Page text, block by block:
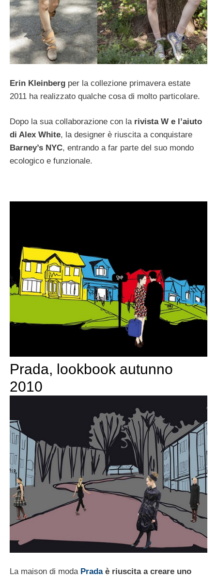
Erin Kleinberg per la collezione primavera estate
2011 ha realizzato qualche cosa di molto particolare.
Dopo la sua collaborazione con la rivista W e l’aiuto
di Alex White, la designer è riuscita a conquistare
Barney’s NYC, entrando a far parte del suo mondo
ecologico e funzionale.
Prada, lookbook autunno
2010
La maison di moda Pradaè riuscita a creare uno